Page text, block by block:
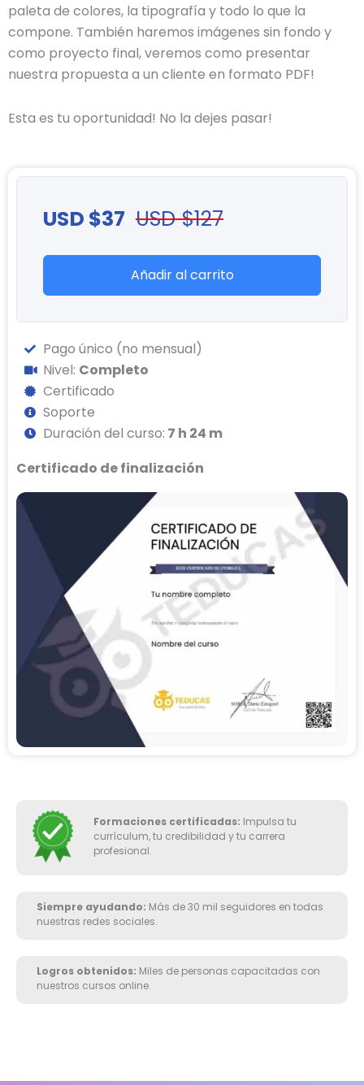
paleta de colores, la tipografía y todo lo que la
compone. También haremos imágenes sin fondo y
como proyecto final, veremos como presentar
nuestra propuesta a un cliente en formato PDF!
Esta es tu oportunidad! No la dejes pasar!
USD $37 USD $127
Añadir al carrito
Pago único (no mensual)
Nivel: Completo
Certificado
Soporte
Duración del curso: 7 h 24 m
Certificado de finalización
Formaciones certificadas: Impulsa tu
currículum, tu credibilidad y tu carrera
profesional.
Siempre ayudando: Más de 30 mil seguidores en todas
nuestras redes sociales.
Logros obtenidos: Miles de personas capacitadas con
nuestros cursos online.